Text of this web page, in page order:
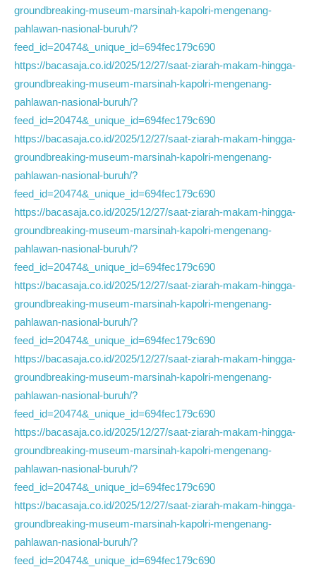
groundbreaking-museum-marsinah-kapolri-mengenang-
pahlawan-nasional-buruh/?
feed_id=20474&_unique_id=694fec179c690
https://bacasaja.co.id/2025/12/27/saat-ziarah-makam-hingga-
groundbreaking-museum-marsinah-kapolri-mengenang-
pahlawan-nasional-buruh/?
feed_id=20474&_unique_id=694fec179c690
https://bacasaja.co.id/2025/12/27/saat-ziarah-makam-hingga-
groundbreaking-museum-marsinah-kapolri-mengenang-
pahlawan-nasional-buruh/?
feed_id=20474&_unique_id=694fec179c690
https://bacasaja.co.id/2025/12/27/saat-ziarah-makam-hingga-
groundbreaking-museum-marsinah-kapolri-mengenang-
pahlawan-nasional-buruh/?
feed_id=20474&_unique_id=694fec179c690
https://bacasaja.co.id/2025/12/27/saat-ziarah-makam-hingga-
groundbreaking-museum-marsinah-kapolri-mengenang-
pahlawan-nasional-buruh/?
feed_id=20474&_unique_id=694fec179c690
https://bacasaja.co.id/2025/12/27/saat-ziarah-makam-hingga-
groundbreaking-museum-marsinah-kapolri-mengenang-
pahlawan-nasional-buruh/?
feed_id=20474&_unique_id=694fec179c690
https://bacasaja.co.id/2025/12/27/saat-ziarah-makam-hingga-
groundbreaking-museum-marsinah-kapolri-mengenang-
pahlawan-nasional-buruh/?
feed_id=20474&_unique_id=694fec179c690
https://bacasaja.co.id/2025/12/27/saat-ziarah-makam-hingga-
groundbreaking-museum-marsinah-kapolri-mengenang-
pahlawan-nasional-buruh/?
feed_id=20474&_unique_id=694fec179c690